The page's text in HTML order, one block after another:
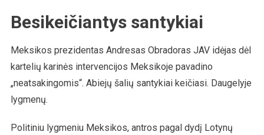
Besikeičiantys santykiai
Meksikos prezidentas Andresas Obradoras JAV idėjas dėl
kartelių karinės intervencijos Meksikoje pavadino
„neatsakingomis“. Abiejų šalių santykiai keičiasi. Daugelyje
lygmenų.
Politiniu lygmeniu Meksikos, antros pagal dydį Lotynų